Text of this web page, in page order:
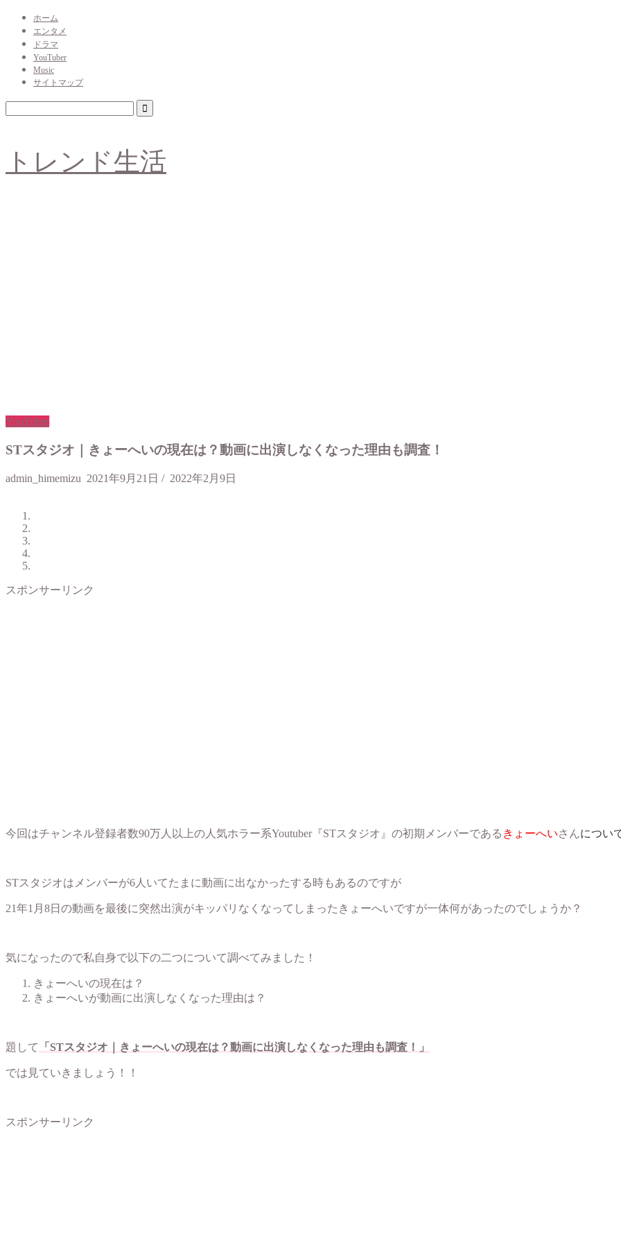
ホーム
エンタメ
ドラマ
YouTuber
Music
サイトマップ
トレンド生活
YouTuber
STスタジオ｜きょーへいの現在は？動画に出演しなくなった理由も調査！
admin_himemizu 2021年9月21日 / 2022年2月9日
スポンサーリンク
今回はチャンネル登録者数90万人以上の人気ホラー系Youtuber『STスタジオ』の初期メンバーである きょーへいさんについ
STスタジオはメンバーが6人いてたまに動画に出なかったする時もあるのですが
21年1月8日の動画を最後に突然出演がキッパリなくなってしまったきょーへいですが一体何があったのでしょうか？
気になったので私自身で以下の二つについて調べてみました！
きょーへいの現在は？
きょーへいが動画に出演しなくなった理由は？
題して 「STスタジオ｜きょーへいの現在は？動画に出演しなくなった理由も調査！」
では見ていきましょう！！
スポンサーリンク